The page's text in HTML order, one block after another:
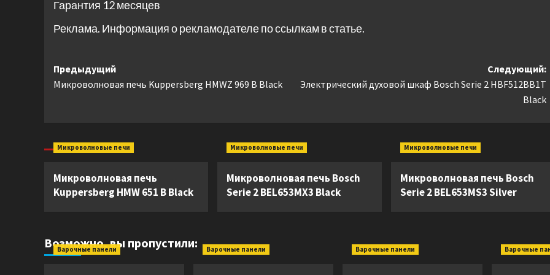
Гарантия 12 месяцев
Реклама. Информация о рекламодателе по ссылкам в статье.
Навигация
записи
Предыдущий
Микроволновая печь Kuppersberg HMWZ 969 B Black
Следующий:
Электрический духовой шкаф Bosch Serie 2 HBF512BB1T
Black
Микроволновые печи
Микроволновая печь
Kuppersberg HMW 651 B Black
Микроволновые печи
Микроволновая печь Bosch
Serie 2 BEL653MX3 Black
Микроволновые печи
Микроволновая печь Bosch
Serie 2 BEL653MS3 Silver
Возможно, вы пропустили:
Варочные панели Варочные панели Варочные панели Варочные